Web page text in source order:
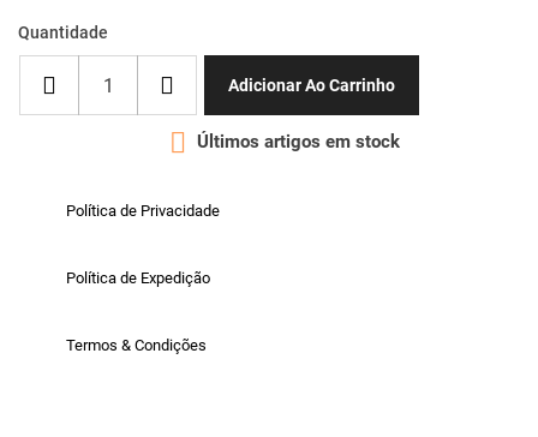
Quantidade
Adicionar Ao Carrinho
 Últimos artigos em stock
Política de Privacidade
Política de Expedição
Termos & Condições